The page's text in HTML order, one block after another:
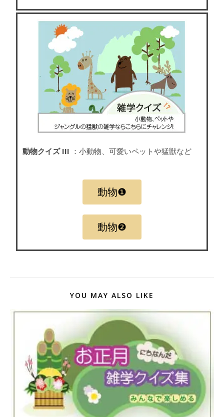
動物クイズ III ：小動物、可愛いペットや猛獣など
動物❶
動物❷
YOU MAY ALSO LIKE